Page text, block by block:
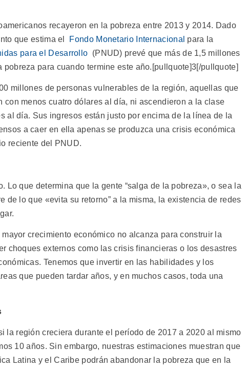
recayeron en la pobreza entre 2013 y 2014. Dado
que estima el
Fondo Monetario Internacional para la
para el Desarrollo (PNUD) prevé que más de 1,5 millones
para cuando termine este año.[pullquote]3[/pullquote]
millones de personas vulnerables de la región, aquellas que
con menos cuatro dólares al día, ni ascendieron a la clase
al día. Sus ingresos están justo por encima de la línea de la
a caer en ella apenas se produzca una crisis económica
reciente del PNUD.
Lo que determina que la gente “salga de la pobreza», o sea la
de lo que «evita su retorno” a la misma, la existencia de redes
crecimiento económico no alcanza para construir la
choques externos como las crisis financieras o los desastres
Tenemos que invertir en las habilidades y los
que pueden tardar años, y en muchos casos, toda una
la región creciera durante el período de 2017 a 2020 al mismo
10 años. Sin embargo, nuestras estimaciones muestran que
Latina y el Caribe podrán abandonar la pobreza que en la